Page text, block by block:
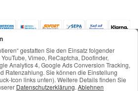
abschicken
gesetzlicher USt., zzgl.Versand
gestatten Sie den Einsatz folgender
Vimeo, ReCaptcha, Doofinder,
Analytics 4, Google Ads Conversion Tracking,
Ratenzahlung. Sie können die Einstellung
Icon links unten). Weitere Details finden Sie
Datenschutzerklärung. Ablehnen